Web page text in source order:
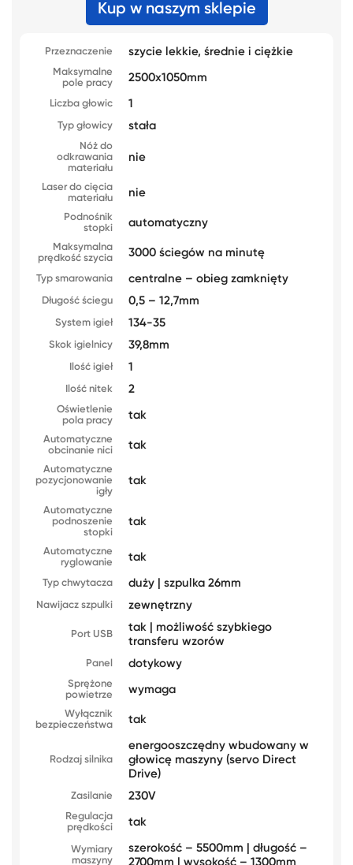
Kup w naszym sklepie
Przeznaczenie szycie lekkie, średnie i ciężkie
Maksymalne
pole pracy
2500x1050mm
Liczba głowic 1
Typ głowicy stała
Nóż do
odkrawania
materiału
nie
Laser do cięcia
materiału
nie
Podnośnik
stopki
automatyczny
Maksymalna
prędkość szycia
3000 ściegów na minutę
Typ smarowania centralne – obieg zamknięty
Długość ściegu 0,5 – 12,7mm
System igieł 134-35
Skok igielnicy 39,8mm
Ilość igieł 1
Ilość nitek 2
Oświetlenie
pola pracy
tak
Automatyczne
obcinanie nici
tak
Automatyczne
pozycjonowanie
igły
tak
Automatyczne
podnoszenie
stopki
tak
Automatyczne
ryglowanie
tak
Typ chwytacza duży | szpulka 26mm
Nawijacz szpulki zewnętrzny
Port USB
tak | możliwość szybkiego
transferu wzorów
Panel dotykowy
Sprężone
powietrze
wymaga
Wyłącznik
bezpieczeństwa
tak
Rodzaj silnika
energooszczędny wbudowany w
głowicę maszyny (servo Direct
Drive)
Zasilanie 230V
Regulacja
prędkości
tak
Wymiary
maszyny
szerokość – 5500mm | długość –
2700mm | wysokość – 1300mm